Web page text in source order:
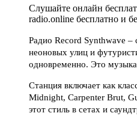
Слушайте онлайн
radio.online бесплатно и
Радио Record Synthwave –
неоновых улиц и
одновременно. Это
Станция включает как
Midnight, Carpenter Brut,
этот стиль в сетах и